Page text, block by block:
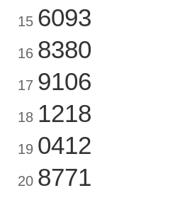
15 6093
16 8380
17 9106
18 1218
19 0412
20 8771